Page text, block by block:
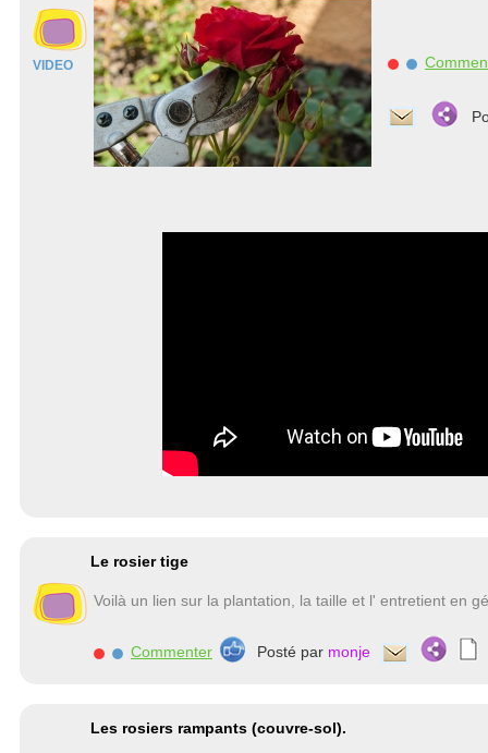
VIDEO
Le rosier tige
Voilà un lien sur la plantation, la taille et l' entretient en
Commenter Posté par monje
Les rosiers rampants (couvre-sol).